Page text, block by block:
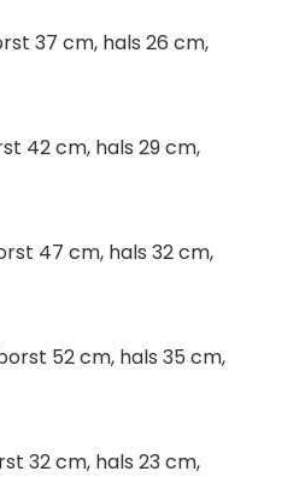
37 cm, hals 26 cm,
42 cm, hals 29 cm,
47 cm, hals 32 cm,
52 cm, hals 35 cm,
32 cm, hals 23 cm,